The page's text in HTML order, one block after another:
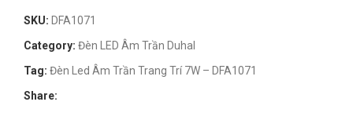
SKU: DFA1071
Category: Đèn LED Âm Trần Duhal
Tag: Đèn Led Âm Trần Trang Trí 7W – DFA1071
Share: